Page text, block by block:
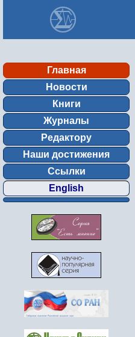
Главная
Новости
Книги
Журналы
Редактору
Наши достижения
Ссылки
English